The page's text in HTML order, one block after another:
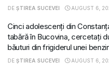
DE ȘTIREA SUCEVEI AUGUST 6,
Cinci adolescenți din
tabără în Bucovina, cercetați
băuturi din frigiderul unei
DE ȘTIREA SUCEVEI AUGUST 6,